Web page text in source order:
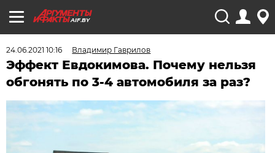
AIF.BY
24.06.2021 10:16 Владимир Гаврилов
Эффект Евдокимова. Почему нельзя
обгонять по 3-4 автомобиля за раз?